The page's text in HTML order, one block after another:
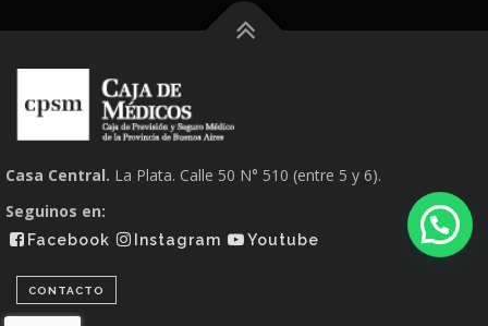
Casa Central. La Plata. Calle 50 N° 510 (entre 5 y 6).
Seguinos en:
Facebook Instagram Youtube
CONTACTO